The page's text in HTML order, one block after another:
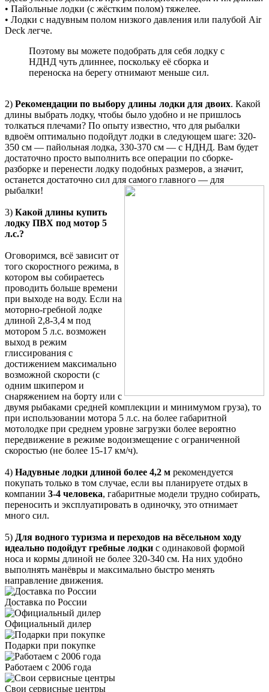
• Пайольные лодки (с жёстким полом) тяжелее.
• Лодки с надувным полом низкого давления или палубой Air
Deck легче.
Поэтому вы можете подобрать для себя лодку с
НДНД чуть длиннее, поскольку её сборка и
переноска на берегу отнимают меньше сил.
2) Рекомендации по выбору длины лодки для двоих. Какой
длины выбрать лодку, чтобы было удобно и не пришлось
толкаться плечами? По опыту известно, что для рыбалки
вдвоём оптимально подойдут лодки в следующем шаге: 320-
350 см — пайольная лодка, 330-370 см — с НДНД. Вам будет
достаточно просто выполнить все операции по сборке-
разборке и перенести лодку подобных размеров, а значит,
останется достаточно сил для самого главного — для
рыбалки!
3) Какой длины купить
лодку ПВХ под мотор 5
л.с.?
Оговоримся, всё зависит от
того скоростного режима, в
котором вы собираетесь
проводить больше времени
при выходе на воду. Если на
моторно-гребной лодке
длиной 2,8-3,4 м под
мотором 5 л.с. возможен
выход в режим
глиссирования с
достижением максимально
возможной скорости (с
одним шкипером и
снаряжением на борту или с
двумя рыбаками средней комплекции и минимумом груза), то
при использовании мотора 5 л.с. на более габаритной
мотолодке при среднем уровне загрузки более вероятно
передвижение в режиме водоизмещение с ограниченной
скоростью (не более 15-17 км/ч).
4) Надувные лодки длиной более 4,2 м рекомендуется
покупать только в том случае, если вы планируете отдых в
компании 3-4 человека, габаритные модели трудно собирать,
переносить и эксплуатировать в одиночку, это отнимает
много сил.
5) Для водного туризма и переходов на вёсельном ходу
идеально подойдут гребные лодки с одинаковой формой
носа и кормы длиной не более 320-340 см. На них удобно
выполнять манёвры и максимально быстро менять
направление движения.
Доставка по России
Официальный дилер
Подарки при покупке
Работаем с 2006 года
Свои сервисные центры